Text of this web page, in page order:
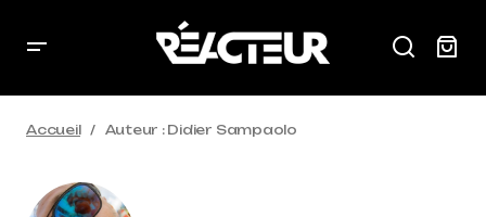
Accueil Auteur : Didier Sampaolo